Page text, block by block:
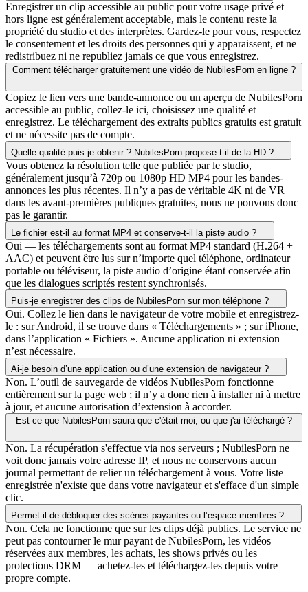
Enregistrer un clip accessible au public pour votre usage privé et
hors ligne est généralement acceptable, mais le contenu reste la
propriété du studio et des interprètes. Gardez-le pour vous, respectez
le consentement et les droits des personnes qui y apparaissent, et ne
redistribuez ni ne republiez jamais ce que vous enregistrez.
Comment télécharger gratuitement une vidéo de NubilesPorn en ligne ?
Copiez le lien vers une bande-annonce ou un aperçu de NubilesPorn
accessible au public, collez-le ici, choisissez une qualité et
enregistrez. Le téléchargement des extraits publics gratuits est gratuit
et ne nécessite pas de compte.
Quelle qualité puis-je obtenir ? NubilesPorn propose-t-il de la HD ?
Vous obtenez la résolution telle que publiée par le studio,
généralement jusqu’à 720p ou 1080p HD MP4 pour les bandes-
annonces les plus récentes. Il n’y a pas de véritable 4K ni de VR
dans les avant-premières publiques gratuites, nous ne pouvons donc
pas le garantir.
Le fichier est-il au format MP4 et conserve-t-il la piste audio ?
Oui — les téléchargements sont au format MP4 standard (H.264 +
AAC) et peuvent être lus sur n’importe quel téléphone, ordinateur
portable ou téléviseur, la piste audio d’origine étant conservée afin
que les dialogues scriptés restent synchronisés.
Puis-je enregistrer des clips de NubilesPorn sur mon téléphone ?
Oui. Collez le lien dans le navigateur de votre mobile et enregistrez-
le : sur Android, il se trouve dans « Téléchargements » ; sur iPhone,
dans l’application « Fichiers ». Aucune application ni extension
n’est nécessaire.
Ai-je besoin d’une application ou d’une extension de navigateur ?
Non. L’outil de sauvegarde de vidéos NubilesPorn fonctionne
entièrement sur la page web ; il n’y a donc rien à installer ni à mettre
à jour, et aucune autorisation d’extension à accorder.
Est-ce que NubilesPorn saura que c'était moi, ou que j'ai téléchargé ?
Non. La récupération s'effectue via nos serveurs ; NubilesPorn ne
voit donc jamais votre adresse IP, et nous ne conservons aucun
journal permettant de relier un téléchargement à vous. Votre liste
enregistrée n'existe que dans votre navigateur et s'efface d'un simple
clic.
Permet-il de débloquer des scènes payantes ou l’espace membres ?
Non. Cela ne fonctionne que sur les clips déjà publics. Le service ne
peut pas contourner le mur payant de NubilesPorn, les vidéos
réservées aux membres, les achats, les shows privés ou les
protections DRM — achetez-les et téléchargez-les depuis votre
propre compte.